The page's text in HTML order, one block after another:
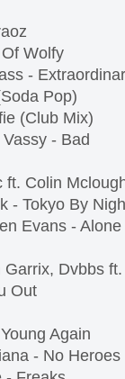
Wolfy
-
Pop)
(Club Mix)
- Bad
Colin
- Tokyo By
Evans -
Dvbbs
Out
Again
- No Heroes